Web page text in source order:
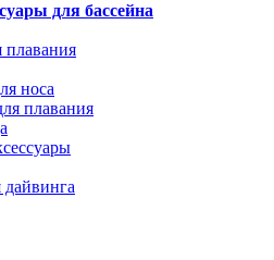
для бассейна
плавания
носа
плавания
дайвинга